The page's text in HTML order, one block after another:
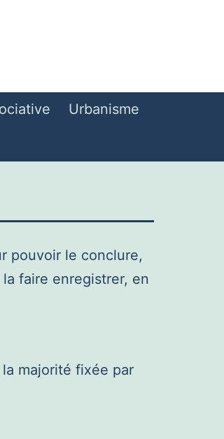
Urbanisme
pouvoir le conclure,
faire enregistrer, en
la majorité fixée par